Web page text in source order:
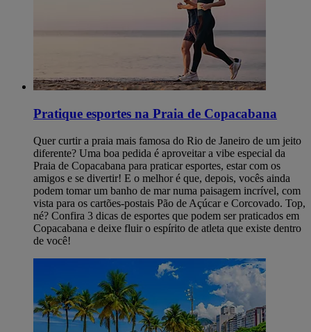
Pratique esportes na Praia de Copacabana
Quer curtir a praia mais famosa do Rio de Janeiro de um jeito
diferente? Uma boa pedida é aproveitar a vibe especial da
Praia de Copacabana para praticar esportes, estar com os
amigos e se divertir! E o melhor é que, depois, vocês ainda
podem tomar um banho de mar numa paisagem incrível, com
vista para os cartões-postais Pão de Açúcar e Corcovado. Top,
né? Confira 3 dicas de esportes que podem ser praticados em
Copacabana e deixe fluir o espírito de atleta que existe dentro
de você!